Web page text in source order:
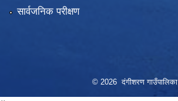
सार्वजनिक परीक्षण
© 2026 दंगीशरण गाउँपालिका